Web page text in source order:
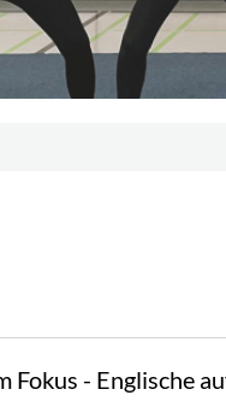
Fokus - Englische